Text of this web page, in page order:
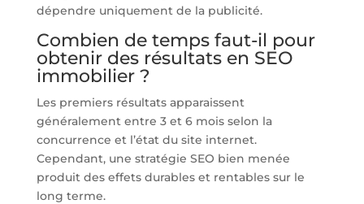
dépendre uniquement de la publicité.
Combien de temps faut-il pour
obtenir des résultats en SEO
immobilier ?
Les premiers résultats apparaissent
généralement entre 3 et 6 mois selon la
concurrence et l’état du site internet.
Cependant, une stratégie SEO bien menée
produit des effets durables et rentables sur le
long terme.